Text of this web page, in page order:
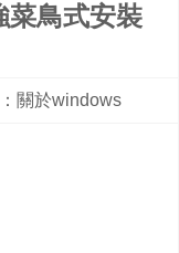
鳥式安裝
關於windows